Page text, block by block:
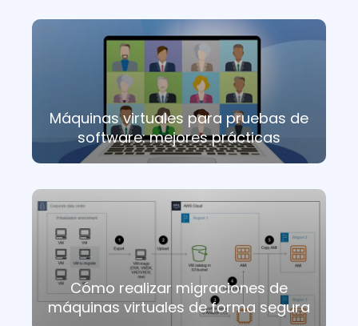
Máquinas virtuales para pruebas de
software: mejores prácticas
Cómo realizar migraciones de
máquinas virtuales de forma segura